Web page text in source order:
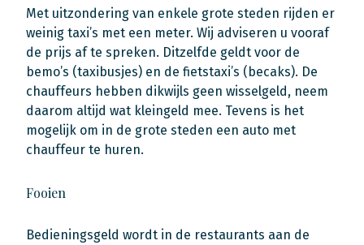
Met uitzondering van enkele grote steden rijden er
weinig taxi’s met een meter. Wij adviseren u vooraf
de prijs af te spreken. Ditzelfde geldt voor de
bemo’s (taxibusjes) en de fietstaxi’s (becaks). De
chauffeurs hebben dikwijls geen wisselgeld, neem
daarom altijd wat kleingeld mee. Tevens is het
mogelijk om in de grote steden een auto met
chauffeur te huren.
Fooien
Bedieningsgeld wordt in de restaurants aan de